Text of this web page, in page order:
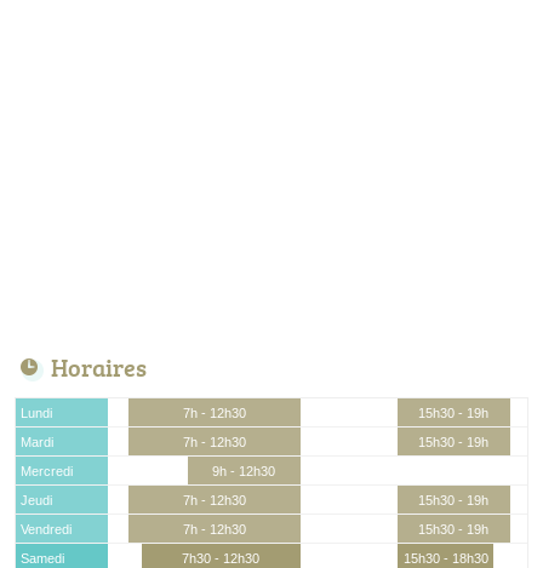
Horaires
Lundi 7h - 12h30
15h30 - 19h
Mardi
7h - 12h30
15h30 - 19h
Mercredi
9h - 12h30
Jeudi
7h - 12h30
15h30 - 19h
Vendredi
7h - 12h30
15h30 - 19h
Samedi
7h30 - 12h30
15h30 - 18h30